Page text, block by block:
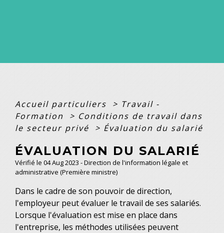
Accueil particuliers > Travail -
Formation
> Conditions de travail dans
le secteur privé
> Évaluation du salarié
ÉVALUATION DU SALARIÉ
Vérifié le 04 Aug 2023 - Direction de l'information légale et
administrative (Première ministre)
Dans le cadre de son pouvoir de direction,
l'employeur peut évaluer le travail de ses salariés.
Lorsque l'évaluation est mise en place dans
l'entreprise, les méthodes utilisées peuvent